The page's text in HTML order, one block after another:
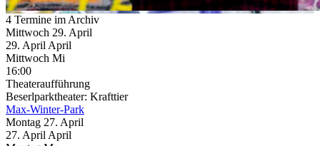
4 Termine im Archiv
Mittwoch 29. April
29. April April
Mittwoch Mi
16:00
Theateraufführung
Beserlparktheater: Krafttier
Max-Winter-Park
Montag 27. April
27. April April